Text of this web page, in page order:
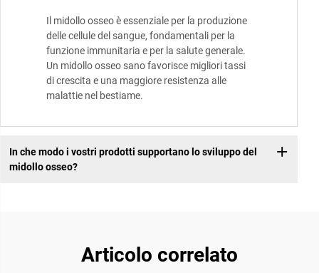
Il midollo osseo è essenziale per la produzione
delle cellule del sangue, fondamentali per la
funzione immunitaria e per la salute generale.
Un midollo osseo sano favorisce migliori tassi
di crescita e una maggiore resistenza alle
malattie nel bestiame.
In che modo i vostri prodotti supportano lo sviluppo del
midollo osseo?
Articolo correlato